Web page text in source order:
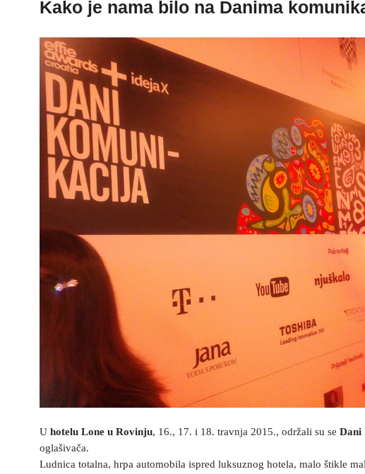
Kako je nama bilo na Danima
U hotelu Lone u Rovinju, 16., 17. i 18. travnja 2015., održali su se Dani
oglašivača.
Ludnica totalna, hrpa automobila ispred luksuznog hotela, malo štikle